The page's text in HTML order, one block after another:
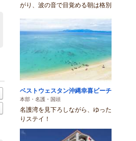
がり、波の音で目覚める朝は格別
ベストウェスタン沖縄幸喜ビーチ
本部・名護・国頭
名護湾を見下ろしながら、ゆった
りステイ！